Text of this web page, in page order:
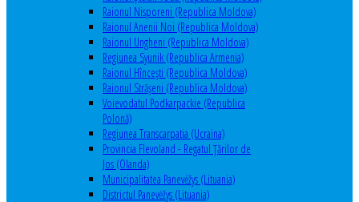
Raionul Nisporeni (Republica Moldova)
Raionul Anenii Noi (Republica Moldova)
Raionul Ungheni (Republica Moldova)
Regiunea Syunik (Republica Armenia)
Raionul Hîncești (Republica Moldova)
Raionul Străşeni (Republica Moldova)
Voievodatul Podkarpackie (Republica
Polonă)
Regiunea Transcarpatia (Ucraina)
Provincia Flevoland - Regatul Ţărilor de
Jos (Olanda)
Municipalitatea Panevėžys (Lituania)
Districtul Panevėžys (Lituania)